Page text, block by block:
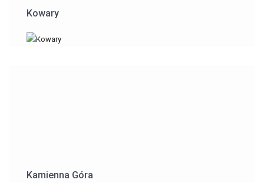
Kowary
Kamienna Góra